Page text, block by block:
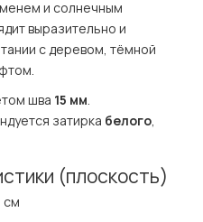
и солнечным
выразительно и
с деревом, тёмной
шва 15 мм.
затирка белого
(плоскость)
см